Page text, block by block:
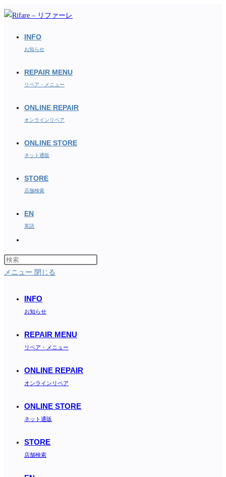
コ
INFO
お知らせ
REPAIR MENU
リペア・メニュー
ONLINE REPAIR
オンラインリペア
ONLINE STORE
ネット通販
STORE
店舗検索
EN
英語
search
メニュー 閉じる
INFO
お知らせ
REPAIR MENU
リペア・メニュー
ONLINE REPAIR
オンラインリペア
ONLINE STORE
ネット通販
STORE
店舗検索